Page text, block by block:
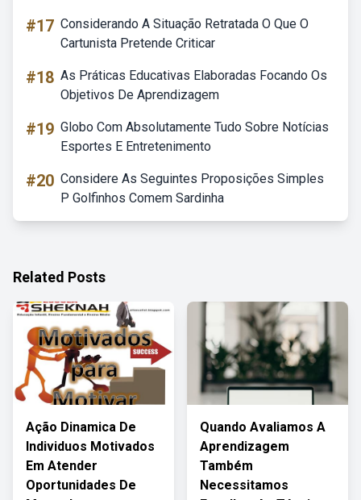
#17 Considerando A Situação Retratada O Que O
Cartunista Pretende Criticar
#18 As Práticas Educativas Elaboradas Focando Os
Objetivos De Aprendizagem
#19 Globo Com Absolutamente Tudo Sobre Notícias
Esportes E Entretenimento
#20 Considere As Seguintes Proposições Simples
P Golfinhos Comem Sardinha
Related Posts
Ação Dinamica De
Individuos Motivados
Em Atender
Oportunidades De
Quando Avaliamos A
Aprendizagem
Também
Necessitamos